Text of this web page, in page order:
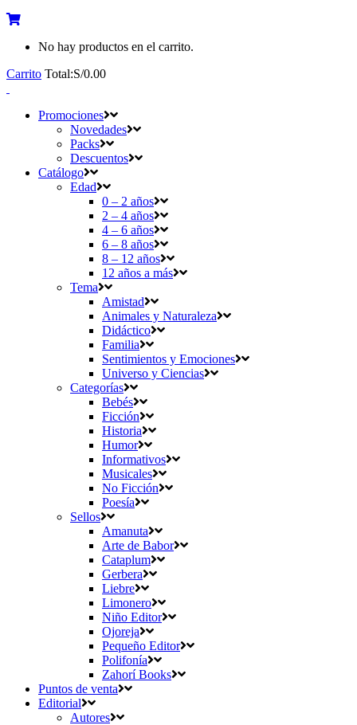
No hay productos en el carrito.
Carrito Total:S/0.00
Promociones
Novedades
Packs
Descuentos
Catálogo
Edad
0 – 2 años
2 – 4 años
4 – 6 años
6 – 8 años
8 – 12 años
12 años a más
Tema
Amistad
Animales y Naturaleza
Didáctico
Familia
Sentimientos y Emociones
Universo y Ciencias
Categorías
Bebés
Ficción
Historia
Humor
Informativos
Musicales
No Ficción
Poesía
Sellos
Amanuta
Arte de Babor
Cataplum
Gerbera
Liebre
Limonero
Niño Editor
Ojoreja
Pequeño Editor
Polifonía
Zahorí Books
Puntos de venta
Editorial
Autores